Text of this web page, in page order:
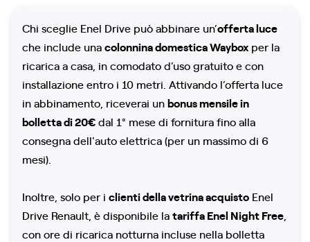
Chi sceglie Enel Drive può abbinare un’offerta luce
che include unacolonnina domestica Waybox per la
ricarica a casa, in comodato d’uso gratuito e con
installazione entro i 10 metri. Attivando l’offerta luce
in abbinamento, riceverai unbonus mensile in
bolletta di 20€dal 1° mese di fornitura fino alla
consegna dell'auto elettrica (per un massimo di 6
mesi).
Inoltre, solo per i clienti della vetrina acquisto Enel
Drive Renault, è disponibile latariffa Enel Night Free
con ore di ricarica notturna incluse nella bolletta